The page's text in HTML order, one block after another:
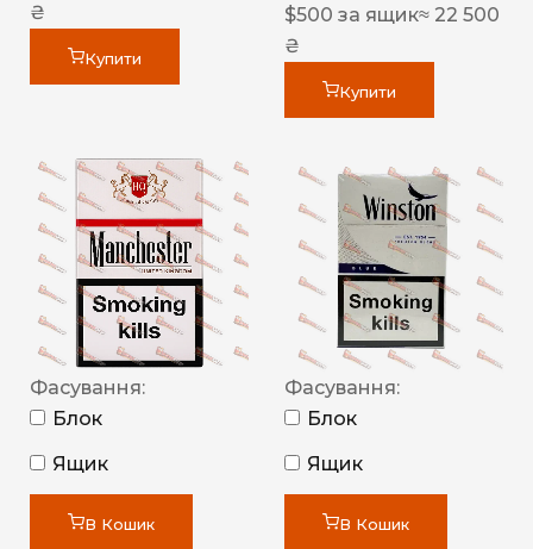
₴
Купити
$500 за ящик≈ 22 500
₴
Купити
Фасування:
Блок
Ящик
В Кошик
Фасування:
Блок
Ящик
В Кошик